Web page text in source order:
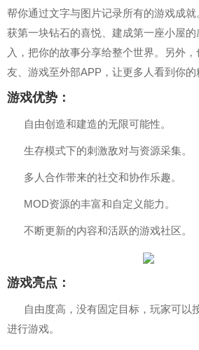
帮你通过文字与图片记录所有的游戏成
获第一块钻石的喜悦、建成第一座小屋
入，把你的故事分享给整个世界。另外
友、游戏至外部APP，让更多人看到你的
游戏优势：
自由创造和建造的无限可能性。
生存模式下的刺激敌对与资源采集。
多人合作带来的社交和协作乐趣。
MOD资源的丰富和自定义能力。
不断更新的内容和活跃的游戏社区。
游戏亮点：
自由度高，没有固定目标，玩家可以
进行游戏。